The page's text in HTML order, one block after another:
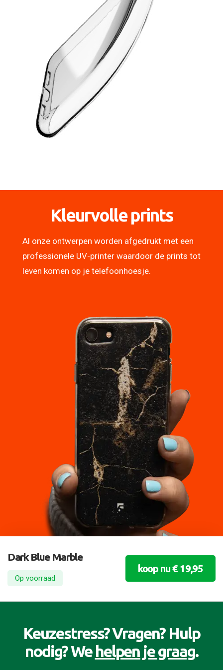
Kleurvolle prints
Al onze ontwerpen worden afgedrukt met een
professionele UV-printer waardoor de prints tot
leven komen op je telefoonhoesje.
Dark Blue Marble
Op voorraad
koop nu € 19,95
Keuzestress? Vragen? Hulp
nodig? Wehelpen je graag.